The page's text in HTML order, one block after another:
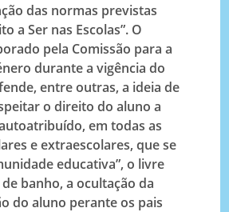
das normas previstas
a Ser nas Escolas”. O
pela Comissão para a
durante a vigência do
entre outras, a ideia de
o direito do aluno a
em todas as
e extraescolares, que se
educativa”, o livre
de banho, a ocultação da
do aluno perante os pais